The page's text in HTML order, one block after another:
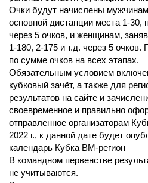
Очки будут начислены
основной дистанции места 1-30,
через 5 очков, и женщинам,
1-180, 2-175 и т.д. через 5
по сумме очков на всех этапах.
Обязательным условием
кубковый зачёт, а также для
результатов на сайте и
своевременное и правильно
отправленное организаторам
2022 г., к данной дате будет
календарь Кубка ВМ-регион
В командном первенстве
не учитываются.